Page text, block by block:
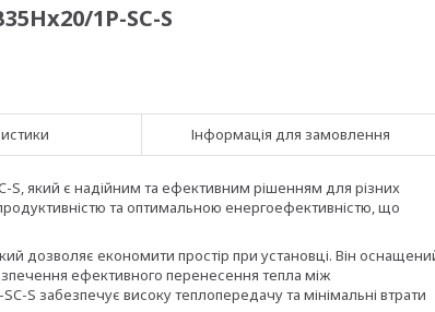
1P-SC-S
Інформація для замовлення
S, який є надійним та ефективним рішенням для різних
та оптимальною енергоефективністю, що
дозволяє економити простір при установці. Він
ефективного перенесення тепла між
S забезпечує високу теплопередачу та мінімальні втрати